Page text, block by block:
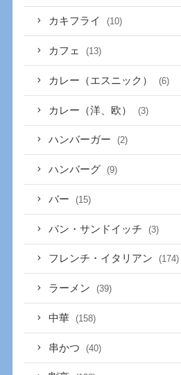
カキフライ (10)
カフェ (13)
カレー（エスニック） (6)
カレー（洋、欧） (3)
ハンバーガー (2)
ハンバーグ (9)
バー (15)
パン・サンドイッチ (3)
フレンチ・イタリアン (174)
ラーメン (39)
中華 (158)
串かつ (40)